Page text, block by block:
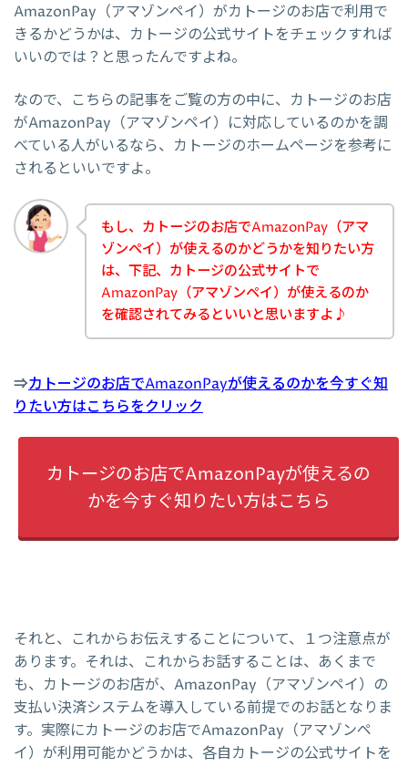
AmazonPay（アマゾンペイ）がカトージのお店で利用で
きるかどうかは、カトージの公式サイトをチェックすれば
いいのでは？と思ったんですよね。
なので、こちらの記事をご覧の方の中に、カトージのお店
がAmazonPay（アマゾンペイ）に対応しているのかを調
べている人がいるなら、カトージのホームページを参考に
されるといいですよ。
もし、カトージのお店でAmazonPay（アマ
ゾンペイ）が使えるのかどうかを知りたい方
は、下記、カトージの公式サイトで
AmazonPay（アマゾンペイ）が使えるのか
を確認されてみるといいと思いますよ♪
⇒カトージのお店でAmazonPayが使えるのかを今すぐ知
りたい方はこちらをクリック
カトージのお店でAmazonPayが使えるの
かを今すぐ知りたい方はこちら
それと、これからお伝えすることについて、１つ注意点が
あります。それは、これからお話することは、あくまで
も、カトージのお店が、AmazonPay（アマゾンペイ）の
支払い決済システムを導入している前提でのお話となりま
す。実際にカトージのお店でAmazonPay（アマゾンペ
イ）が利用可能かどうかは、各自カトージの公式サイトを